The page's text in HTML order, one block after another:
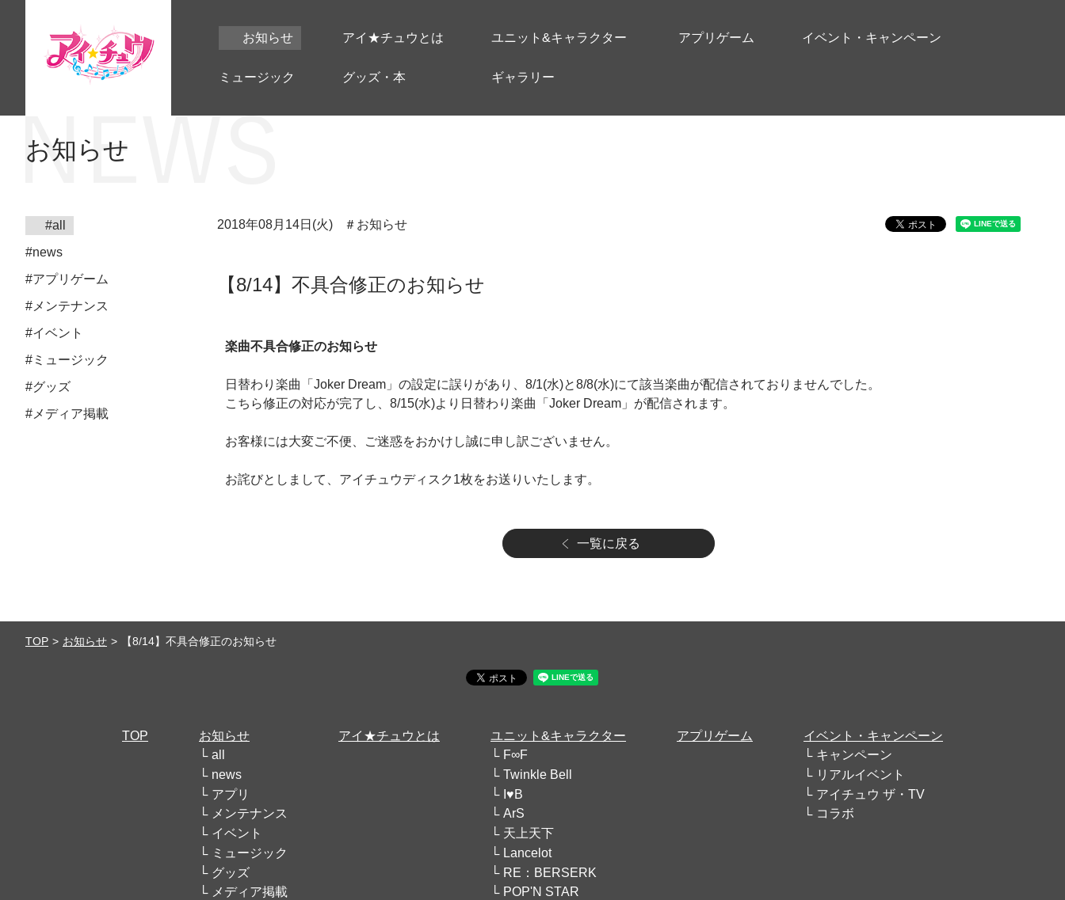
お知らせ アイ★チュウとは ユニット&キャラクター アプリゲーム イベント・キャンペーン
ミュージック グッズ・本 ギャラリー
お知らせ
#all
#news
#アプリゲーム
#メンテナンス
#イベント
#ミュージック
#グッズ
#メディア掲載
2018年08月14日(火) ＃お知らせ
【8/14】不具合修正のお知らせ
楽曲不具合修正のお知らせ
日替わり楽曲「Joker Dream」の設定に誤りがあり、8/1(水)と8/8(水)にて該当楽曲が配信されておりませんでした。
こちら修正の対応が完了し、8/15(水)より日替わり楽曲「Joker Dream」が配信されます。
お客様には大変ご不便、ご迷惑をおかけし誠に申し訳ございません。
お詫びとしまして、アイチュウディスク1枚をお送りいたします。
一覧に戻る
TOP お知らせ 【8/14】不具合修正のお知らせ
TOP
お知らせ
all
news
アプリ
メンテナンス
イベント
ミュージック
グッズ
メディア掲載
アイ★チュウとは
ユニット&キャラクター
F∞F
Twinkle Bell
I♥B
ArS
天上天下
Lancelot
RE：BERSERK
POP'N STAR
アプリゲーム
イベント・キャンペーン
キャンペーン
リアルイベント
アイチュウ ザ・TV
コラボ